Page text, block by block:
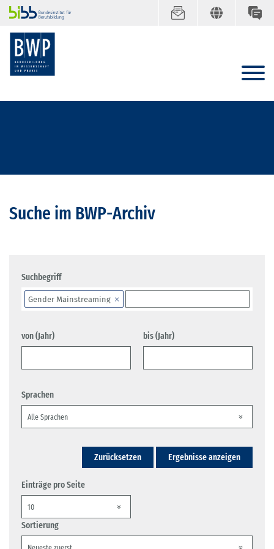
Suche im BWP-Archiv
Suchbegriff
Gender Mainstreaming
von (Jahr) bis (Jahr)
Sprachen
Zurücksetzen Ergebnisse anzeigen
Einträge pro Seite
Sortierung